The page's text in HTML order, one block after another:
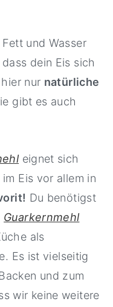
und Wasser
dein Eis sich
nur natürliche
gibt es auch
eignet sich
Eis vor allem in
Du benötigst
Guarkernmehl
als
Es ist vielseitig
und zum
wir keine weitere